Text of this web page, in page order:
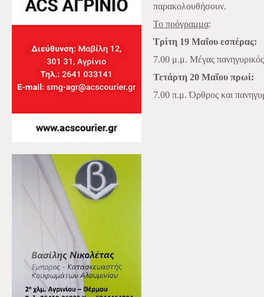
παρακολουθήσουν.
Το πρόγραμμα:
Τρίτη 19 Μαΐου εσπέρας:
7.00 μ.μ. Μέγας
Τετάρτη 20 Μαΐου πρωί:
7.00 π.μ. Όρθρος και